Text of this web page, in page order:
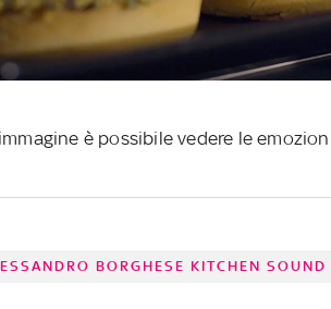
è possibile vedere le
BORGHESE KITCHEN SOUND